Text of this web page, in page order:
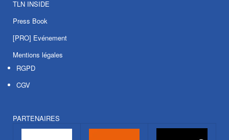
TLN INSIDE
Press Book
[PRO] Evénement
Mentions légales
RGPD
CGV
PARTENAIRES